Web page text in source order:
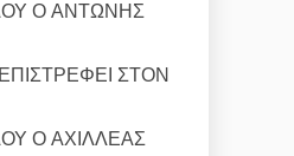
Ο ΑΝΤΩΝΗΣ
ΣΤΟΝ
Ο ΑΧΙΛΛΕΑΣ